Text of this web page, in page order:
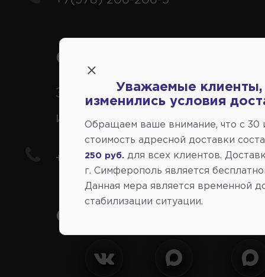
Справочный центр:
Заказ шин, дисков,
иномарки
+7(978) 206-206-8
Социальные сети:
Уважаемые клиенты,
изменились условия
Обращаем ваше внимание, что c 30
стоимость адресной доставки
250 руб.
для всех клиентов.
г. Симферополь является
Данная мера является временной
стабилизации ситуации.